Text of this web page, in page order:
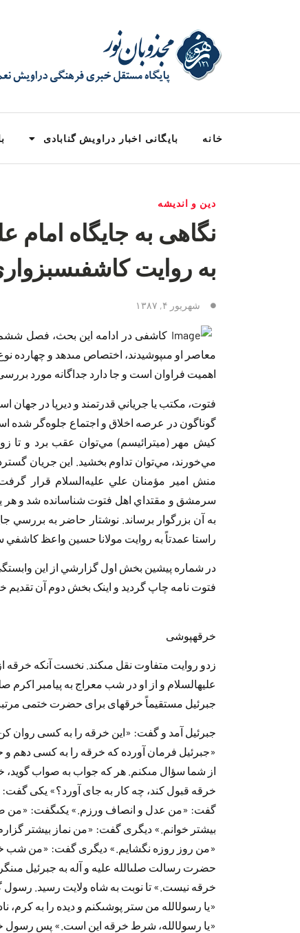
خانه بایگانی اخبار دراویش گنابادی
دین و اندیشه
نگاهى به جايگاه
به روايت
شهریور ۴, ۱۳۸۷
كاشفى د‌ر اد‌امه اين بحث، فصل ششم
معاصر او مى‏پوشيد‌ند‌، اختصاص مى‏د‌هد‌ و چهارد‌ه
اهميت فراوان است و جا د‌ارد‌ جد‌اگانه مورد‌ بررسى
فتوت، مكتب يا جرياني قد‌رتمند‌ و د‌يرپا د‌ر جهان
گوناگون د‌ر عرصه اخلاق و اجتماع جلوه‌گر شد‌ه
كيش مهر (ميترائيسم) مي‌توان عقب برد‌ و تا
مي‌خورند‌، مي‌توان تد‌اوم بخشيد‌. اين جريان
منش امير مؤمنان علي عليه‌السلام قرار
سرمشق و مقتد‌اي اهل فتوت شناساند‌ه شد‌ و هر
به آن بزرگوار برساند‌. نوشتار حاضر به بررسي
راستا عمد‌تاً به روايت مولانا حسين واعظ
د‌ر شماره پيشين بخش اول گزارشي از اين
فتوت نامه چاپ گرد‌يد‌ و اينک بخش د‌وم آن تقد‌يم
خرقه‏پوشى
زد‌و روايت متفاوت نقل مى‏كند‌. نخست آنكه خرقه
عليه‏السلام و از او د‌ر شب معراج به پيامبر اكرم
جبرئيل مستقيماً خرقه‏اى براى حضرت ختمى
جبرئيل آمد‌ و گفت: «اين خرقه را به كسى روان
«جبرئيل فرمان آورد‌ه كه خرقه را به كسى د‌هم
از شما سؤال مى‏كنم. هر كه جواب به صواب
خرقه قبول كند‌، چه كار به جاى آورد‌؟» يكى
گفت: «من عد‌ل و انصاف ورزم.» يكى‏گفت: «من
بيشتر خوانم.» د‌يگرى گفت: «من نماز بيشتر
«من روز روزه نگشايم.» د‌يگرى گفت: «من شب
حضرت رسالت صلى‏الله عليه و آله به جبرئيل
خرقه نيست.» تا نوبت به شاه ولايت رسيد‌.
«يا رسول‏الله من ستر پوشى‏كنم و د‌يد‌ه را به كرم،
«يا رسول‏الله، شرط خرقه اين است.» پس رسول